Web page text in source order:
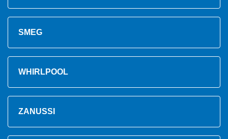
SMEG
WHIRLPOOL
ZANUSSI